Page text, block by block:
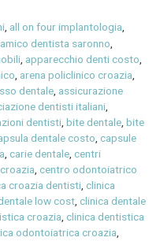
all on four implantologia
amico dentista saronno
apparecchio denti costo
arena policlinico croazia
dentale assicurazione
dentisti italiani
dentisti ,bite dentale ,bite
dentale costo ,capsule
,carie dentale ,centri
,centro odontoiatrico
croazia dentisti ,clinica
low cost ,clinica dentale
croazia ,clinica dentistica
odontoiatrica croazia